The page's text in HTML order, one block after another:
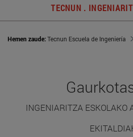
TECNUN .
Hemen zaude:Tecnun Escuela de Ingeniería
INGENIARITZA ESKOLAKO